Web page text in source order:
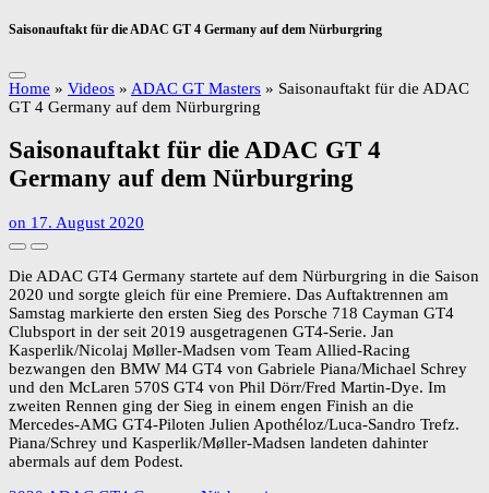
Saisonauftakt für die ADAC GT 4 Germany auf dem Nürburgring
Home » Videos » ADAC GT Masters » Saisonauftakt für die ADAC
GT 4 Germany auf dem Nürburgring
Saisonauftakt für die ADAC GT 4
Germany auf dem Nürburgring
on 17. August 2020
Die ADAC GT4 Germany startete auf dem Nürburgring in die Saison
2020 und sorgte gleich für eine Premiere. Das Auftaktrennen am
Samstag markierte den ersten Sieg des Porsche 718 Cayman GT4
Clubsport in der seit 2019 ausgetragenen GT4-Serie. Jan
Kasperlik/Nicolaj Møller-Madsen vom Team Allied-Racing
bezwangen den BMW M4 GT4 von Gabriele Piana/Michael Schrey
und den McLaren 570S GT4 von Phil Dörr/Fred Martin-Dye. Im
zweiten Rennen ging der Sieg in einem engen Finish an die
Mercedes-AMG GT4-Piloten Julien Apothéloz/Luca-Sandro Trefz.
Piana/Schrey und Kasperlik/Møller-Madsen landeten dahinter
abermals auf dem Podest.